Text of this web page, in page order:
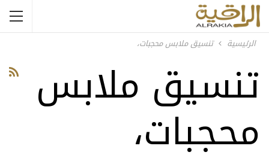
الرئيسية تنسيق ملابس محجبات،
تنسيق ملابس
محجبات،